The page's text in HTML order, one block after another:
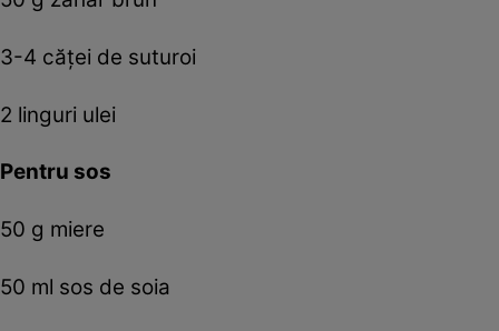
3-4 căţei de suturoi
2 linguri ulei
Pentru sos
50 g miere
50 ml sos de soia